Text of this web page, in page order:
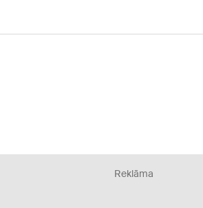
Reklāma